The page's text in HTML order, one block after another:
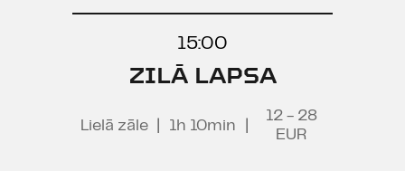
15:00
ZILĀ LAPSA
Lielā zāle 1h 10min
12 - 28
EUR